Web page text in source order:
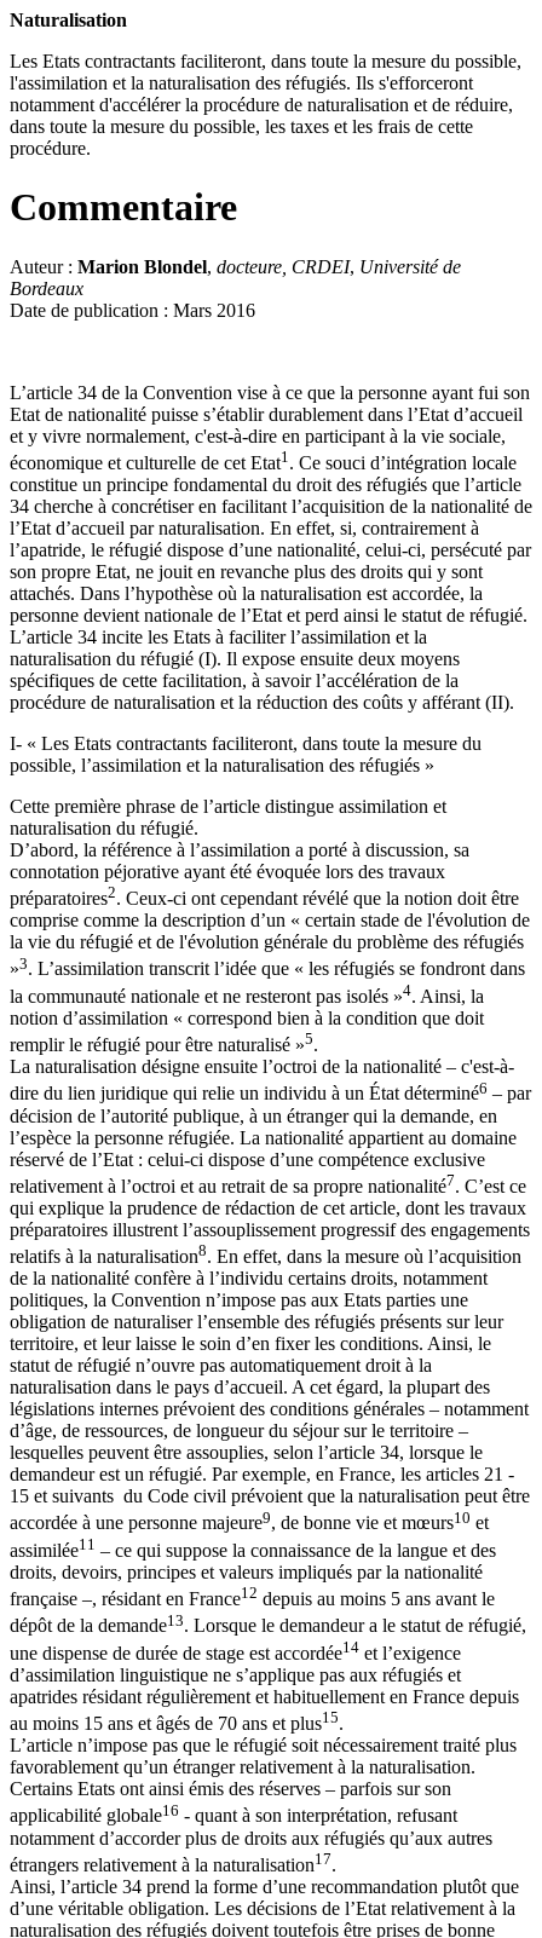
Naturalisation
Les Etats contractants faciliteront, dans toute la mesure du possible,
l'assimilation et la naturalisation des réfugiés. Ils s'efforceront
notamment d'accélérer la procédure de naturalisation et de réduire,
dans toute la mesure du possible, les taxes et les frais de cette
procédure.
Commentaire
Auteur : Marion Blondel, docteure, CRDEI, Université de
Bordeaux
Date de publication : Mars 2016
L’article 34 de la Convention vise à ce que la personne ayant fui son
Etat de nationalité puisse s’établir durablement dans l’Etat d’accueil
et y vivre normalement, c'est-à-dire en participant à la vie sociale,
économique et culturelle de cet Etat1 . Ce souci d’intégration locale
constitue un principe fondamental du droit des réfugiés que l’article
34 cherche à concrétiser en facilitant l’acquisition de la nationalité de
l’Etat d’accueil par naturalisation. En effet, si, contrairement à
l’apatride, le réfugié dispose d’une nationalité, celui-ci, persécuté par
son propre Etat, ne jouit en revanche plus des droits qui y sont
attachés. Dans l’hypothèse où la naturalisation est accordée, la
personne devient nationale de l’Etat et perd ainsi le statut de réfugié.
L’article 34 incite les Etats à faciliter l’assimilation et la
naturalisation du réfugié (I). Il expose ensuite deux moyens
spécifiques de cette facilitation, à savoir l’accélération de la
procédure de naturalisation et la réduction des coûts y afférant (II).
I- « Les Etats contractants faciliteront, dans toute la mesure du
possible, l’assimilation et la naturalisation des réfugiés »
Cette première phrase de l’article distingue assimilation et
naturalisation du réfugié.
D’abord, la référence à l’assimilation a porté à discussion, sa
connotation péjorative ayant été évoquée lors des travaux
préparatoires2. Ceux-ci ont cependant révélé que la notion doit être
comprise comme la description d’un « certain stade de l'évolution de
la vie du réfugié et de l'évolution générale du problème des réfugiés
»3. L’assimilation transcrit l’idée que « les réfugiés se fondront dans
la communauté nationale et ne resteront pas isolés »4. Ainsi, la
notion d’assimilation « correspond bien à la condition que doit
remplir le réfugié pour être naturalisé »5.
La naturalisation désigne ensuite l’octroi de la nationalité – c'est-à-
dire du lien juridique qui relie un individu à un État déterminé6 – par
décision de l’autorité publique, à un étranger qui la demande, en
l’espèce la personne réfugiée. La nationalité appartient au domaine
réservé de l’Etat : celui-ci dispose d’une compétence exclusive
relativement à l’octroi et au retrait de sa propre nationalité7. C’est ce
qui explique la prudence de rédaction de cet article, dont les travaux
préparatoires illustrent l’assouplissement progressif des engagements
relatifs à la naturalisation8. En effet, dans la mesure où l’acquisition
de la nationalité confère à l’individu certains droits, notamment
politiques, la Convention n’impose pas aux Etats parties une
obligation de naturaliser l’ensemble des réfugiés présents sur leur
territoire, et leur laisse le soin d’en fixer les conditions. Ainsi, le
statut de réfugié n’ouvre pas automatiquement droit à la
naturalisation dans le pays d’accueil. A cet égard, la plupart des
législations internes prévoient des conditions générales – notamment
d’âge, de ressources, de longueur du séjour sur le territoire –
lesquelles peuvent être assouplies, selon l’article 34, lorsque le
demandeur est un réfugié. Par exemple, en France, les articles 21 -
15 et suivants du Code civil prévoient que la naturalisation peut être
accordée à une personne majeure9, de bonne vie et mœurs10 et
assimilée11 – ce qui suppose la connaissance de la langue et des
droits, devoirs, principes et valeurs impliqués par la nationalité
française –, résidant en France12 depuis au moins 5 ans avant le
dépôt de la demande13. Lorsque le demandeur a le statut de réfugié,
une dispense de durée de stage est accordée14 et l’exigence
d’assimilation linguistique ne s’applique pas aux réfugiés et
apatrides résidant régulièrement et habituellement en France depuis
au moins 15 ans et âgés de 70 ans et plus15.
L’article n’impose pas que le réfugié soit nécessairement traité plus
favorablement qu’un étranger relativement à la naturalisation.
Certains Etats ont ainsi émis des réserves – parfois sur son
applicabilité globale16 - quant à son interprétation, refusant
notamment d’accorder plus de droits aux réfugiés qu’aux autres
étrangers relativement à la naturalisation17.
Ainsi, l’article 34 prend la forme d’une recommandation plutôt que
d’une véritable obligation. Les décisions de l’Etat relativement à la
naturalisation des réfugiés doivent toutefois être prises de bonne